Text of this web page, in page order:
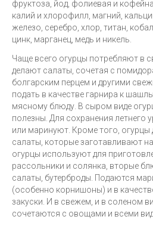
фруктоза, йод, фолиевая и
калий и хлорофилл, магний,
железо, серебро, хлор, титан,
цинк, марганец, медь и никель.
Чаще всего огурцы потребляют в
делают салаты, сочетая с
болгарским перцем и другими
подать в качестве гарнира к
мясному блюду. В сыром виде
полезны. Для сохранения летнего
или маринуют. Кроме того, огурцы
салаты, которые заготавливают
огурцы используют для
рассольники и солянка, вторые
салаты, бутерброды. Подаются
(особенно корнишоны) и в
закуски. И в свежем, и в соленом
сочетаются с овощами и всеми